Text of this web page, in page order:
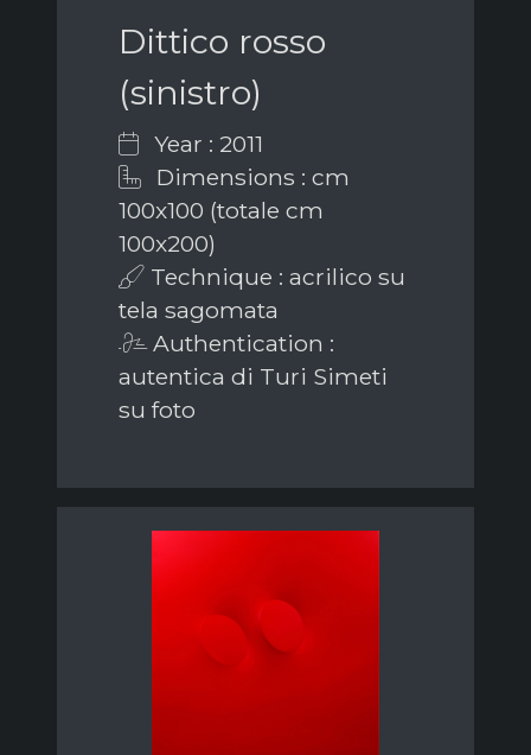
Dittico rosso
(sinistro)
Year : 2011
Dimensions : cm
100x100 (totale cm
100x200)
Technique : acrilico su
tela sagomata
Authentication :
autentica di Turi Simeti
su foto